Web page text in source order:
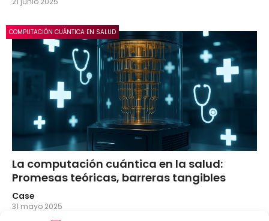
COMPUTACIÓN CUÁNTICA EN SALUD
La computación cuántica en la salud:
Promesas teóricas, barreras tangibles
Case
31 mayo 2025